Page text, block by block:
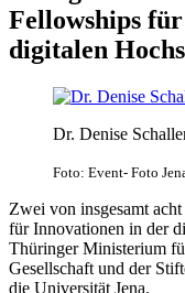
Fellowships
digitalen
Dr. Denise
Foto: Event- Foto
Zwei von insgesamt
für Innovationen in der
Thüringer Ministerium
Gesellschaft und der
die Universität Jena.